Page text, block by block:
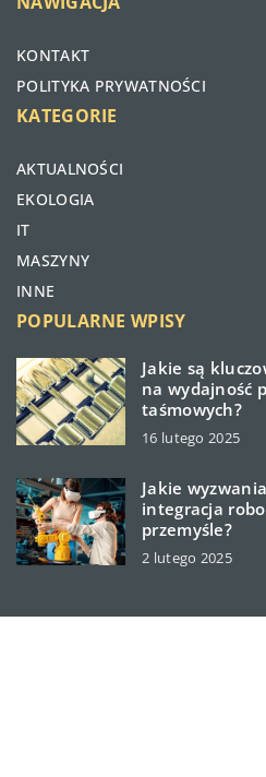
KONTAKT
POLITYKA PRYWATNOŚCI
KATEGORIE
AKTUALNOŚCI
EKOLOGIA
IT
MASZYNY
INNE
POPULARNE WPISY
Jakie są
na wydajność
taśmowych?
16 lutego 2025
Jakie
integracja
przemyśle?
2 lutego 2025